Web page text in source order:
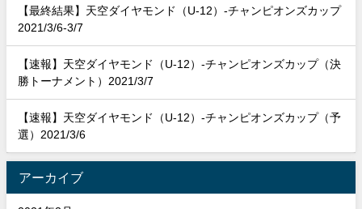
【最終結果】天空ダイヤモンド（U-12）-チャンピオンズカップ
2021/3/6-3/7
【速報】天空ダイヤモンド（U-12）-チャンピオンズカップ（決
勝トーナメント）2021/3/7
【速報】天空ダイヤモンド（U-12）-チャンピオンズカップ（予
選）2021/3/6
アーカイブ